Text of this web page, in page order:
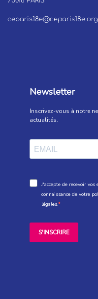
ceparis18e@ceparis18e.org